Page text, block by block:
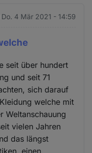
Do. 4 Mär 2021 - 14:59
seit über hundert
und seit 71
sich darauf
welche mit
Weltanschauung
vielen Jahren
das längst
einen